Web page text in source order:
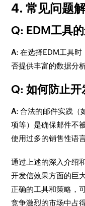
4. 常见问题
Q: EDM工具
A: 在选择EDM工具
否提供丰富的数据分
Q: 如何防止开
A: 合法的邮件实践（
项等）是确保邮件不
使用过多的销售性语
通过上述的深入介绍
开发信效果方面的巨
正确的工具和策略，
竞争激烈的市场中占